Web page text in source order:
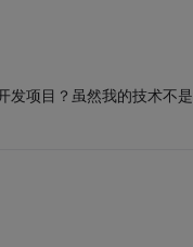
项目？虽然我的技术不